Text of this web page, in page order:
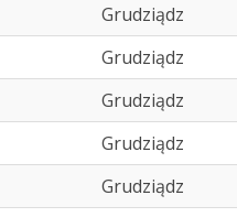
Grudziądz
Grudziądz
Grudziądz
Grudziądz
Grudziądz